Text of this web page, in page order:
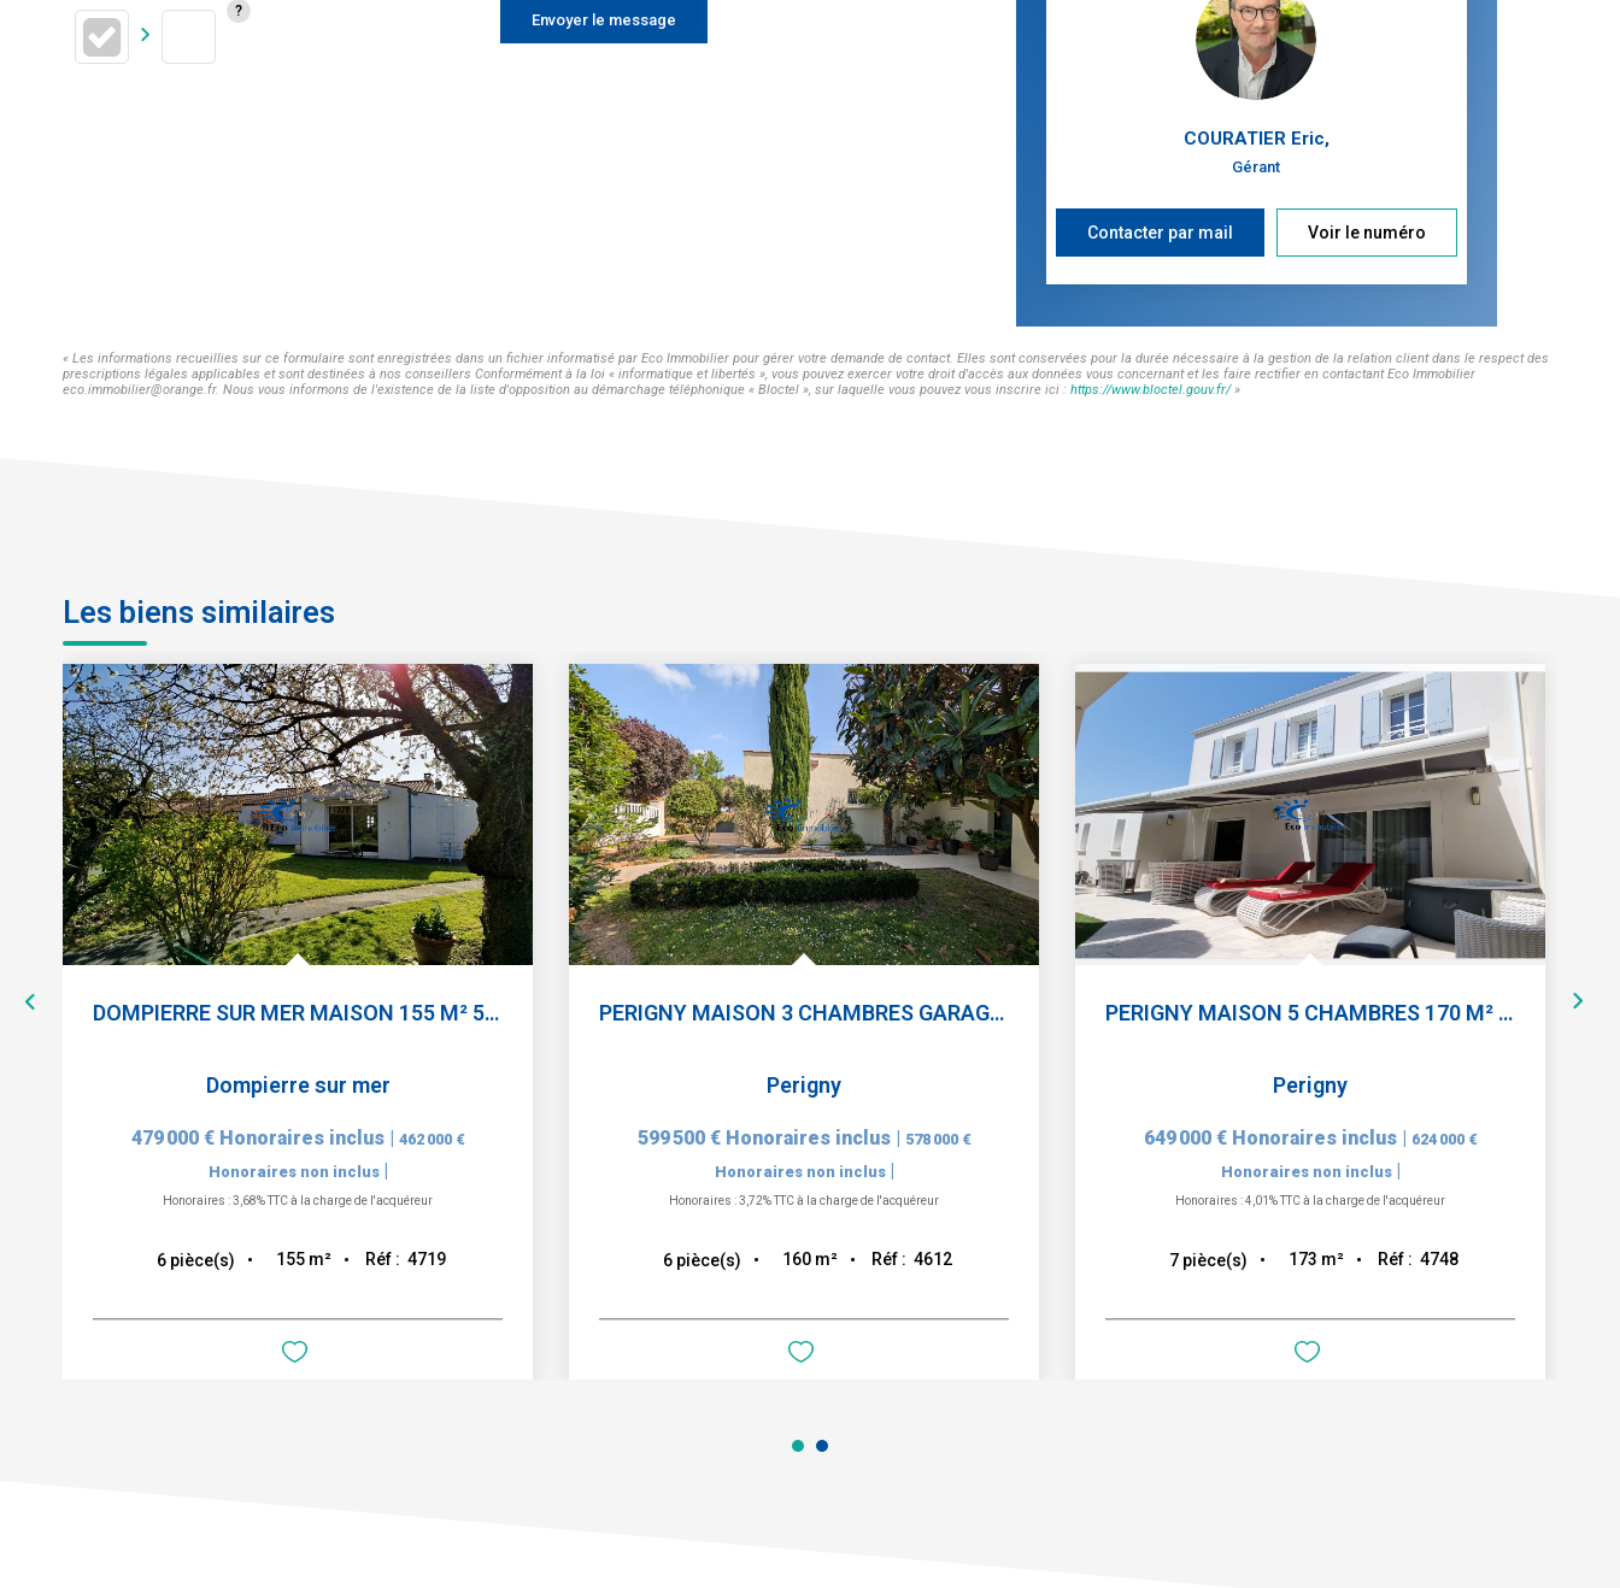
Envoyer le message
COURATIER Eric,
Gérant
Contacter par mail Voir le numéro
« Les informations recueillies sur ce formulaire sont enregistrées dans un fichier informatisé par Eco Immobilier pour gérer votre demande de contact. Elles sont conservées pour la durée nécessaire à la gestion de la relation client dans le respect des
prescriptions légales applicables et sont destinées à nos conseillers Conformément à la loi « informatique et libertés », vous pouvez exercer votre droit d'accès aux données vous concernant et les faire rectifier en contactant Eco Immobilier
eco.immobilier@orange.fr. Nous vous informons de l'existence de la liste d'opposition au démarchage téléphonique « Bloctel », sur laquelle vous pouvez vous inscrire ici : https://www.bloctel.gouv.fr/»
Les biens similaires
DOMPIERRE SUR MER MAISON 155 M² 5 CHAMBRES PISCINE JARDIN
Dompierre sur mer
479 000 € Honoraires inclus | 462 000 €
Honoraires non inclus |
Honoraires : 3,68% TTC à la charge de l'acquéreur
6 pièce(s) 155 m² Réf : 4719
PERIGNY MAISON 3 CHAMBRES GARAGE JARDIN
Perigny
599 500 € Honoraires inclus | 578 000 €
Honoraires non inclus |
Honoraires : 3,72% TTC à la charge de l'acquéreur
6 pièce(s) 160 m² Réf : 4612
PERIGNY MAISON 5 CHAMBRES 170 M² HABITABLE JARDIN GARAGE
Perigny
649 000 € Honoraires inclus | 624 000 €
Honoraires non inclus |
Honoraires : 4,01% TTC à la charge de l'acquéreur
7 pièce(s) 173 m² Réf : 4748